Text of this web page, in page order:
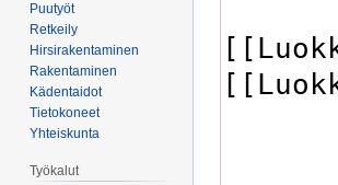
Puutyöt
Retkeily
Hirsirakentaminen
Rakentaminen
Kädentaidot
Tietokoneet
Yhteiskunta
Työkalut